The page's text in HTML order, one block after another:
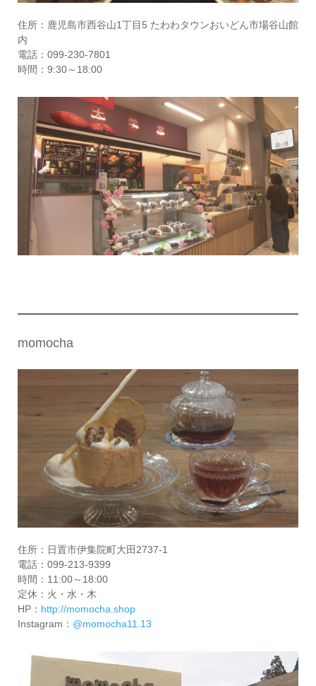
住所：鹿児島市西谷山1丁目5 たわわタウンおいどん市場谷山館
内
電話：099-230-7801
時間：9:30～18:00
momocha
住所：日置市伊集院町大田2737-1
電話：099-213-9399
時間：11:00～18:00
定休：火・水・木
HP： http://momocha.shop
Instagram： @momocha11.13